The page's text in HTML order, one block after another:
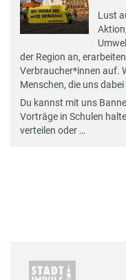
Lust
der Region an,
Verbraucher*innen auf.
Menschen, die uns
Du kannst mit uns
Vorträge in Schulen
verteilen oder …